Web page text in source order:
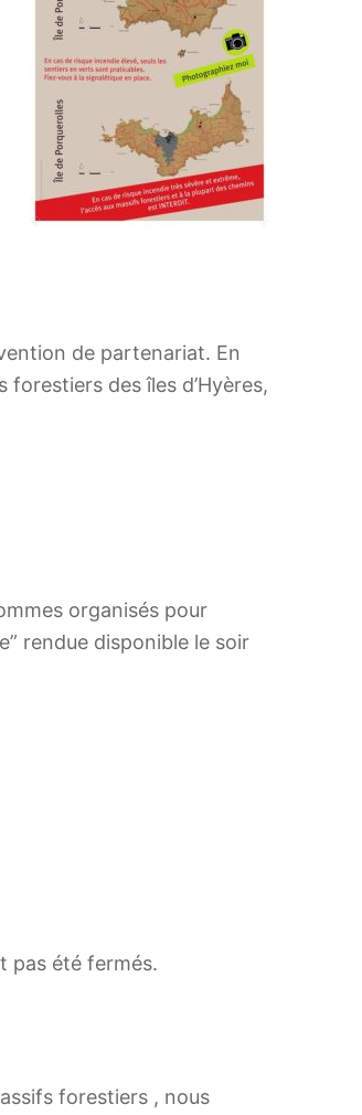
de partenariat. En
des îles d’Hyères,
organisés pour
rendue disponible le soir
pas été fermés.
forestiers , nous